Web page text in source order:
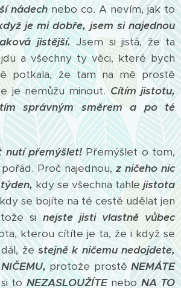
nádech nebo co. A nevím, jak to
je mi dobře, jsem si najednou
jistější. Jsem si jistá, že ta
a všechny ty věci, které bych
potkala, že tam na mě prostě
je nemůžu minout.Cítím jistotu,
správným směrem a po té
přemýšlet! Přemýšlet o tom,
Proč najednou,z ničeho nic
kdy se všechna tahlejistota
se bojíte na té cestě udělat jen
sinejste jisti vlastně vůbec
kterou cítíte je ta, že i když se
žestejně k ničemu nedojdete,
protože prostě NEMÁTE
si toNEZASLOUŽÍTEneboNA TO